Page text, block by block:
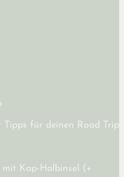
Tipps für deinen Road Trip
Kap-Halbinsel (+